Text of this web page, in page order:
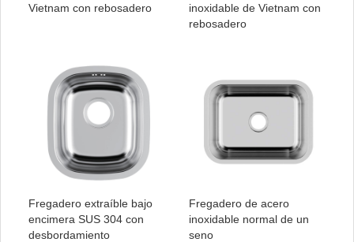
Vietnam con rebosadero
inoxidable de Vietnam con
rebosadero
Fregadero extraíble bajo
encimera SUS 304 con
desbordamiento
Fregadero de acero
inoxidable normal de un
seno